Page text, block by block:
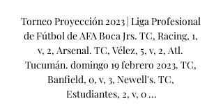
Torneo Proyección 2023 | Liga Profesional
de Fútbol de AFA Boca Jrs. TC, Racing, 1,
v, 2, Arsenal. TC, Vélez, 5, v, 2, Atl.
Tucumán. domingo 19 febrero 2023. TC,
Banfield, 0, v, 3, Newell's. TC,
Estudiantes, 2, v, 0 ...